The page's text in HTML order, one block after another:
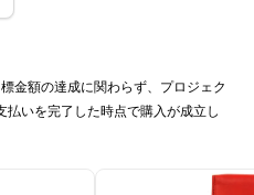
がございますが機能に
金額の達成に関わらず、プロジェク
いを完了した時点で購入が成立し